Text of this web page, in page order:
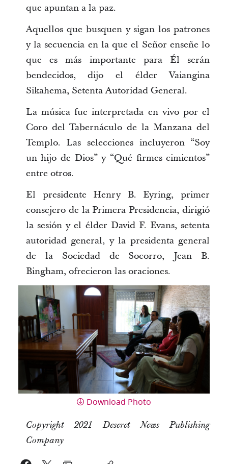
que apuntan a la paz.
Aquellos que busquen y sigan los patrones
y la secuencia en la que el Señor enseñe lo
que es más importante para Él serán
bendecidos, dijo el élder Vaiangina
Sikahema, Setenta Autoridad General.
La música fue interpretada en vivo por el
Coro del Tabernáculo de la Manzana del
Templo. Las selecciones incluyeron “Soy
un hijo de Dios” y “Qué firmes cimientos”
entre otros.
El presidente Henry B. Eyring, primer
consejero de la Primera Presidencia, dirigió
la sesión y el élder David F. Evans, setenta
autoridad general, y la presidenta general
de la Sociedad de Socorro, Jean B.
Bingham, ofrecieron las oraciones.
Download Photo
Copyright 2021 Deseret News Publishing
Company